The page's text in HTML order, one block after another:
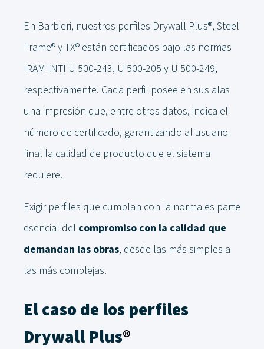
En Barbieri, nuestros perfiles Drywall Plus®, Steel
Frame® y TX® están certificados bajo las normas
IRAM INTI U 500-243, U 500-205 y U 500-249,
respectivamente. Cada perfil posee en sus alas
una impresión que, entre otros datos, indica el
número de certificado, garantizando al usuario
final la calidad de producto que el sistema
requiere.
Exigir perfiles que cumplan con la norma es parte
esencial del compromiso con la calidad que
demandan las obras, desde las más simples a
las más complejas.
El caso de los perfiles
Drywall Plus®